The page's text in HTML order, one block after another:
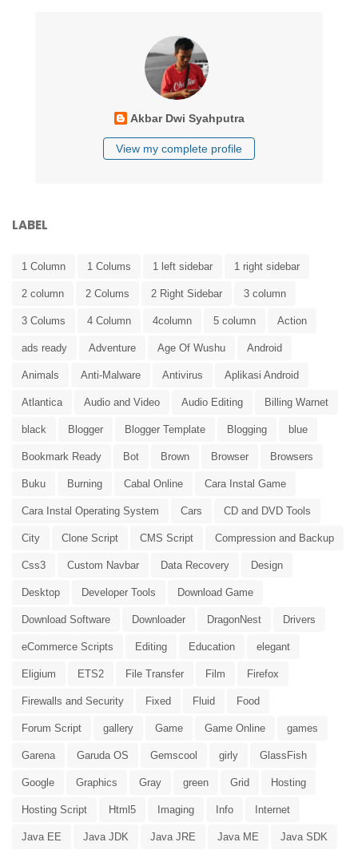
Akbar Dwi Syahputra
View my complete profile
LABEL
1 Column 1 Colums 1 left sidebar 1 right sidebar
2 column 2 Colums 2 Right Sidebar 3 column
3 Colums 4 Column 4column 5 column Action
ads ready Adventure Age Of Wushu Android
Animals Anti-Malware Antivirus Aplikasi Android
Atlantica Audio and Video Audio Editing Billing Warnet
black Blogger Blogger Template Blogging blue
Bookmark Ready Bot Brown Browser Browsers
Buku Burning Cabal Online Cara Instal Game
Cara Instal Operating System Cars CD and DVD Tools
City Clone Script CMS Script Compression and Backup
Css3 Custom Navbar Data Recovery Design
Desktop Developer Tools Download Game
Download Software Downloader DragonNest Drivers
eCommerce Scripts Editing Education elegant
Eligium ETS2 File Transfer Film Firefox
Firewalls and Security Fixed Fluid Food
Forum Script gallery Game Game Online games
Garena Garuda OS Gemscool girly GlassFish
Google Graphics Gray green Grid Hosting
Hosting Script Html5 Imaging Info Internet
Java EE Java JDK Java JRE Java ME Java SDK